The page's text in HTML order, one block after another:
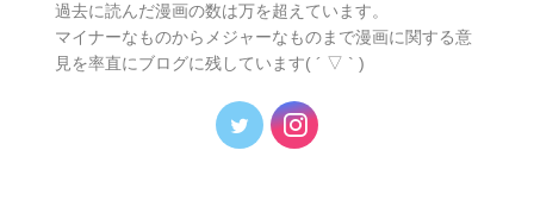
過去に読んだ漫画の数は万を超えています。
マイナーなものからメジャーなものまで漫画に関する意
見を率直にブログに残しています( ´ ▽ ` )